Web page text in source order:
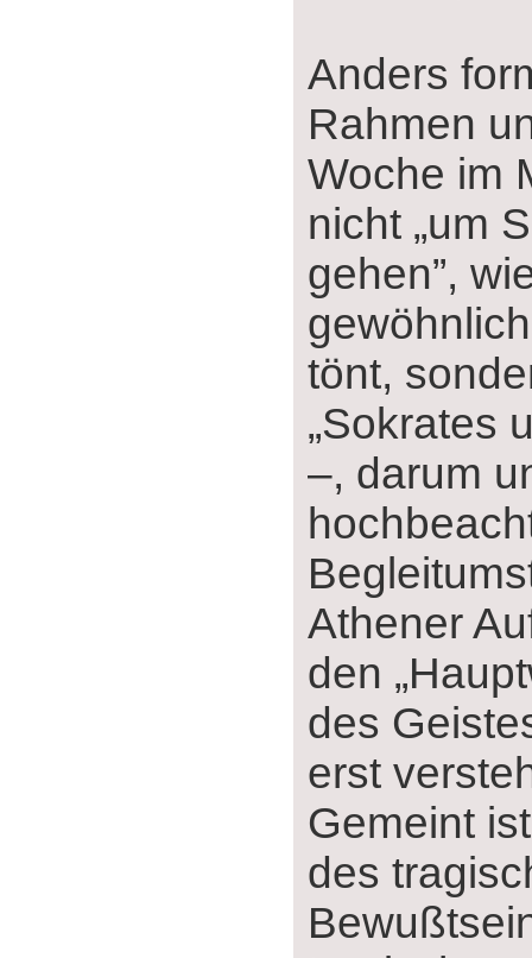
Anders
Rahmen
Woche im
nicht „um
gehen”,
tönt,
„Sokrates
‒, darum
Athener
den
des
erst
Gemeint
des